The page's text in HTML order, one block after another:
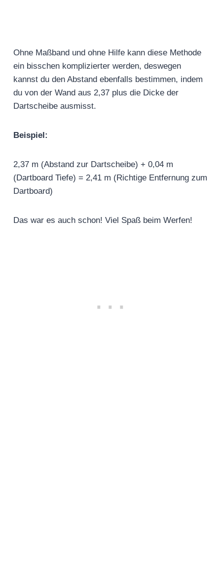
Ohne Maßband und ohne Hilfe kann diese Methode
ein bisschen komplizierter werden, deswegen
kannst du den Abstand ebenfalls bestimmen, indem
du von der Wand aus 2,37 plus die Dicke der
Dartscheibe ausmisst.
Beispiel:
2,37 m (Abstand zur Dartscheibe) + 0,04 m
(Dartboard Tiefe) = 2,41 m (Richtige Entfernung zum
Dartboard)
Das war es auch schon! Viel Spaß beim Werfen!